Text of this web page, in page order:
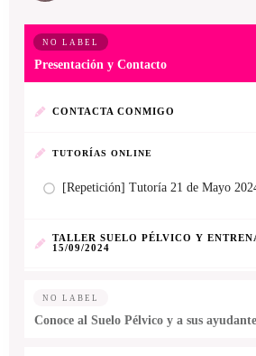
NO LABEL
Presentación y Contacto
CONTACTA CONMIGO
TUTORÍAS ONLINE
[Repetición] Tutoría 21 de Mayo
TALLER SUELO PÉLVICO Y
15/09/2024
NO LABEL
Conoce al Suelo Pélvico y a sus